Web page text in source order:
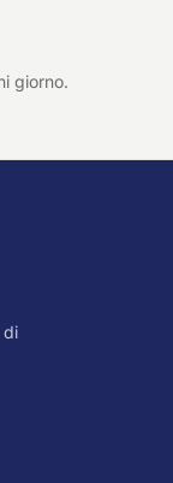
giorno.
di